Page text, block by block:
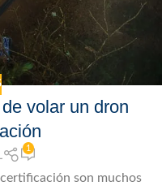
volar un dron
1
son muchos